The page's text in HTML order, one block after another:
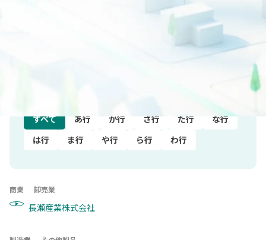
運輸･情報通信業
商業
サービス業
すべて あ行 か行 さ行 た行
な行
は行
ま行 や行 ら行 わ行
商業 卸売業
長瀬産業株式会社